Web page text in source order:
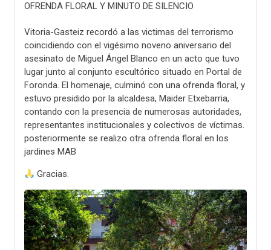
OFRENDA FLORAL Y MINUTO DE SILENCIO
Vitoria-Gasteiz recordó a las victimas del terrorismo
coincidiendo con el vigésimo noveno aniversario del
asesinato de Miguel Ángel Blanco en un acto que tuvo
lugar junto al conjunto escultórico situado en Portal de
Foronda. El homenaje, culminó con una ofrenda floral, y
estuvo presidido por la alcaldesa, Maider Etxebarria,
contando con la presencia de numerosas autoridades,
representantes institucionales y colectivos de víctimas.
posteriormente se realizo otra ofrenda floral en los
jardines MAB
Gracias.